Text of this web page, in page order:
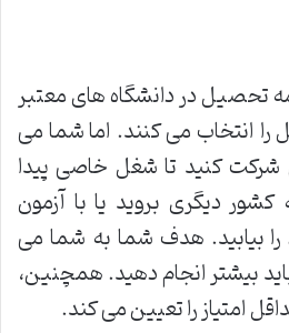
تحصیل در دانشگاه های معتبر
را انتخاب می کنند. اما شما می
شرکت کنید تا شغل خاصی پیدا
کشور دیگری بروید یا با آزمون
بیابید. هدف شما به شما می
بیشتر انجام دهید. همچنین،
امتیاز را تعیین می کند.